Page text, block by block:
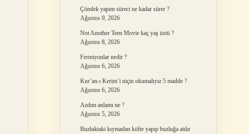
Çömlek yapım süreci ne kadar sürer ?
Ağustos 9, 2026
Not Another Teen Movie kaç yaş üstü ?
Ağustos 8, 2026
Fermiyonlar nedir ?
Ağustos 6, 2026
Kur’an-ı Kerim’i niçin okumalıyız 5 madde ?
Ağustos 6, 2026
Azdım anlamı ne ?
Ağustos 5, 2026
Buzluktaki kıymadan köfte yapıp buzluğa atılır